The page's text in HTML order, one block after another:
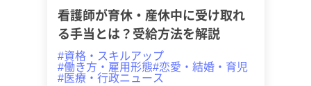
看護師が育休・産休中に受け取れ
る手当とは？受給方法を解説
#資格・スキルアップ
#働き方・雇用形態#恋愛・結婚・育児
#医療・行政ニュース